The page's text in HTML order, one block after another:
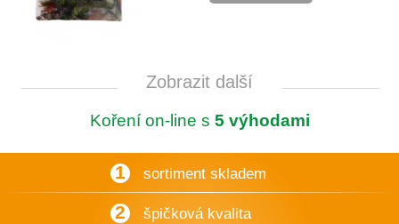
Zobrazit další
Koření on-line s 5 výhodami
1 sortiment skladem
2 špičková kvalita